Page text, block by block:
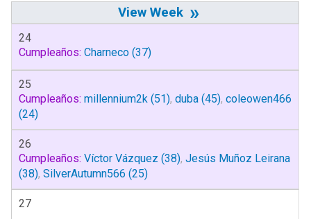
»
24
Cumpleaños: Charneco (37)
25
Cumpleaños: millennium2k (51), duba (45), coleowen466
(24)
26
Cumpleaños: Víctor Vázquez (38), Jesús Muñoz Leirana
(38), SilverAutumn566 (25)
27